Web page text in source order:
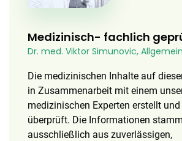
Medizinisch- fachlich
Dr. med. Viktor Simunovic,
Die medizinischen Inhalte auf
in Zusammenarbeit mit einem
medizinischen Experten erstellt
überprüft. Die Informationen
ausschließlich aus zuverlässigen,